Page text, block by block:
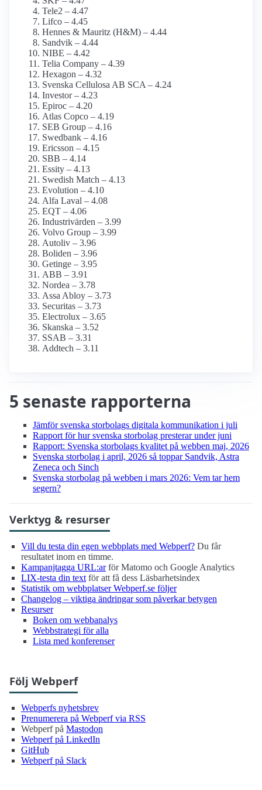
Tele2 – 4.47
Lifco – 4.45
Hennes & Mauritz (H&M) – 4.44
Sandvik – 4.44
NIBE – 4.42
Telia Company – 4.39
Hexagon – 4.32
Svenska Cellulosa AB SCA – 4.24
Investor – 4.23
Epiroc – 4.20
Atlas Copco – 4.19
SEB Group – 4.16
Swedbank – 4.16
Ericsson – 4.15
SBB – 4.14
Essity – 4.13
Swedish Match – 4.13
Evolution – 4.10
Alfa Laval – 4.08
EQT – 4.06
Industrivärden – 3.99
Volvo Group – 3.99
Autoliv – 3.96
Boliden – 3.96
Getinge – 3.95
ABB – 3.91
Nordea – 3.78
Assa Abloy – 3.73
Securitas – 3.73
Electrolux – 3.65
Skanska – 3.52
SSAB – 3.31
Addtech – 3.11
5 senaste rapporterna
Jämför svenska storbolags digitala kommunikation i juli
Rapport för hur svenska storbolag presterar under juni
Rapport: Svenska storbolags kvalitet på webben maj, 2026
Svenska storbolag i april, 2026 så toppar Sandvik, Astra
Zeneca och Sinch
Svenska storbolag på webben i mars 2026: Vem tar hem
segern?
Verktyg & resurser
Vill du testa din egen webbplats med Webperf? Du får
resultatet inom en timme.
Kampanjtagga URL:arför Matomo och Google Analytics
LIX-testa din text för att få dess Läsbarhetsindex
Statistik om webbplatser Webperf.se följer
Changelog – viktiga ändringar som påverkar betygen
Resurser
Boken om webbanalys
Webbstrategi för alla
Lista med konferenser
Följ Webperf
Webperfs nyhetsbrev
Prenumerera på Webperf via RSS
Webperf på Mastodon
Webperf på LinkedIn
GitHub
Webperf på Slack